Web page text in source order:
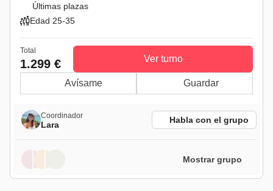
Últimas plazas
Edad 25-35
Total
1.299 € Ver turno
Avísame Guardar
Coordinador
Lara Habla con el grupo
Mostrar grupo